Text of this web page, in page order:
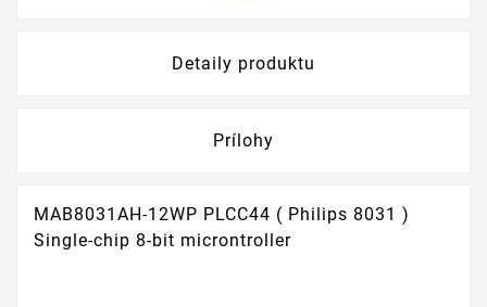
Detaily produktu
Prílohy
MAB8031AH-12WP PLCC44 ( Philips 8031 )
Single-chip 8-bit microntroller